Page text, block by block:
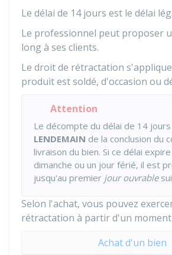
Le délai de 14 jours est le délai
Le professionnel peut proposer
long à ses clients.
Le droit de rétractation
produit est soldé, d'occasion ou
Attention
Le décompte du délai de 14
LENDEMAIN de la conclusion du
livraison du bien. Si ce délai
dimanche ou un jour férié, il est
jusqu'au premier jour ouvrable
Selon l'achat, vous pouvez
rétractation à partir d'un
Achat d'un bien